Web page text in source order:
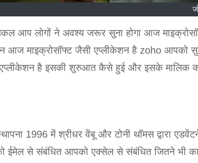
आप लोगों ने अवश्य जरूर सुना होगा आज
आज माइक्रोसॉफ्ट जैसी एप्लीकेशन है zoho आपको
एप्लीकेशन है इसकी शुरुआत कैसे हुई और इसके मालिक
1996 में श्रीधर वेंबू और टोनी थॉमस द्वारा
से संबंधित आपको एक्सेल से संबंधित जितने भी